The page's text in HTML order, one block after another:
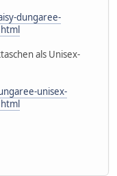
dungaree-
als Unisex-
unisex-